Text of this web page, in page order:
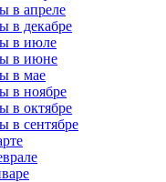
в апреле
в декабре
в июле
в июне
в мае
в ноябре
в октябре
в сентябре